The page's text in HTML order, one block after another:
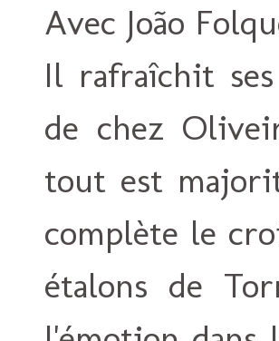
Avec João
Il rafraîchit
de chez
tout est
complète le
étalons de